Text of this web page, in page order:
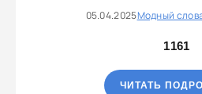
05.04.2025Модный
1161
ЧИТАТЬ